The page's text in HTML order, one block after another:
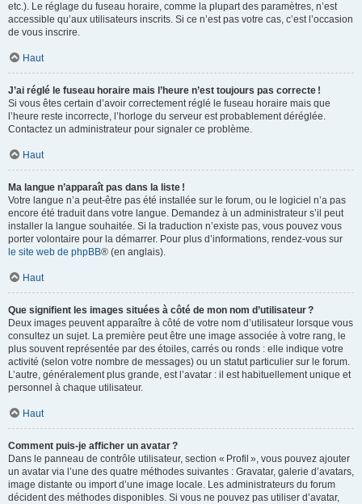
etc.). Le réglage du fuseau horaire, comme la plupart des paramètres, n’est
accessible qu’aux utilisateurs inscrits. Si ce n’est pas votre cas, c’est l’occasion
de vous inscrire.
Haut
J’ai réglé le fuseau horaire mais l’heure n’est toujours pas correcte !
Si vous êtes certain d’avoir correctement réglé le fuseau horaire mais que
l’heure reste incorrecte, l’horloge du serveur est probablement déréglée.
Contactez un administrateur pour signaler ce problème.
Haut
Ma langue n’apparaît pas dans la liste !
Votre langue n’a peut-être pas été installée sur le forum, ou le logiciel n’a pas
encore été traduit dans votre langue. Demandez à un administrateur s’il peut
installer la langue souhaitée. Si la traduction n’existe pas, vous pouvez vous
porter volontaire pour la démarrer. Pour plus d’informations, rendez-vous sur
le site web de phpBB® (en anglais).
Haut
Que signifient les images situées à côté de mon nom d’utilisateur ?
Deux images peuvent apparaître à côté de votre nom d’utilisateur lorsque vous
consultez un sujet. La première peut être une image associée à votre rang, le
plus souvent représentée par des étoiles, carrés ou ronds : elle indique votre
activité (selon votre nombre de messages) ou un statut particulier sur le forum.
L’autre, généralement plus grande, est l’avatar : il est habituellement unique et
personnel à chaque utilisateur.
Haut
Comment puis-je afficher un avatar ?
Dans le panneau de contrôle utilisateur, section « Profil », vous pouvez ajouter
un avatar via l’une des quatre méthodes suivantes : Gravatar, galerie d’avatars,
image distante ou import d’une image locale. Les administrateurs du forum
décident des méthodes disponibles. Si vous ne pouvez pas utiliser d’avatar,